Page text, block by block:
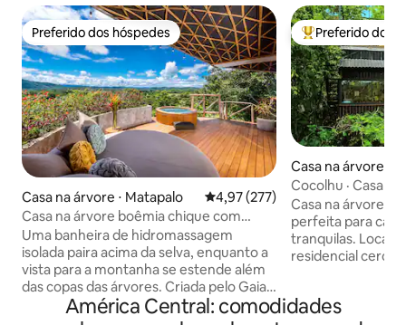
Preferido dos hóspedes
Preferido dos hóspedes
Casa na árvore ⋅ Matapalo 4,97 de uma avaliação média de
4,97 (277)
Casa na árvore boêmia chique com
vistas mágicas e banheira de
hidromassagem
Uma banheira de hidromassagem
isolada paira acima da selva, enquanto a
vista para a montanha se estende além
das copas das árvores. Criada pelo Gaia
Studio Costa Rica, esta casa sobre
palafitas transforma o design tropical
Entre os
Preferido dos
Casa na árvore ⋅
e Guanacaste
Cocolhu · Casa
para o mar ·
Casa na árvore
perfeita para
tranquilas. Localizada em uma área
residencial
carro ou 25
América Central: comodidades